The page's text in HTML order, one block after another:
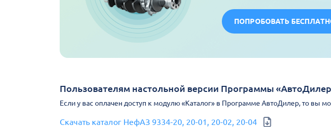
ПОПРОБОВАТЬ
Пользователям настольной версии Программы
Если у вас оплачен доступ к модулю «Каталог» в Программе АвтоДилер, то вы
Скачать каталог НефАЗ 9334-20, 20-01, 20-02, 20-04